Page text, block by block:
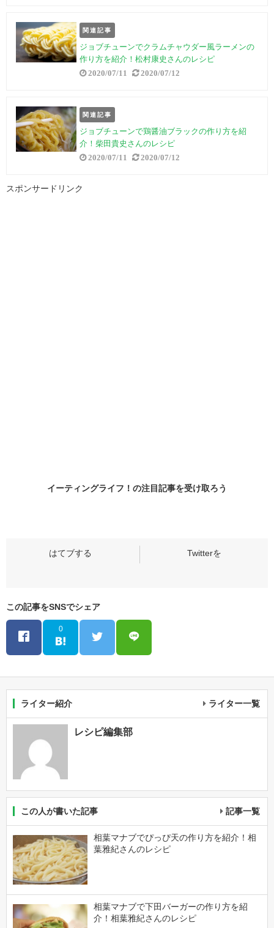
関連記事
ジョブチューンでクラムチャウダー風ラーメンの
作り方を紹介！松村康史さんのレシピ
2020/07/11 2020/07/12
関連記事
ジョブチューンで鶏醤油ブラックの作り方を紹
介！柴田貴史さんのレシピ
2020/07/11 2020/07/12
スポンサードリンク
イーティングライフ！の注目記事を受け取ろう
この記事をSNSでシェア
0
ライター紹介 ライター一覧
レシピ編集部
この人が書いた記事 記事一覧
相葉マナブでぴっぴ天の作り方を紹介！相
葉雅紀さんのレシピ
相葉マナブで下田バーガーの作り方を紹
介！相葉雅紀さんのレシピ